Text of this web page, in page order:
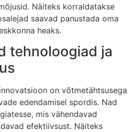
Näiteks korraldatakse
saavad panustada oma
heaks.
tehnoloogiad ja
on võtmetähtsusega
edendamisel spordis. Nad
mis vähendavad
efektiivsust. Näiteks